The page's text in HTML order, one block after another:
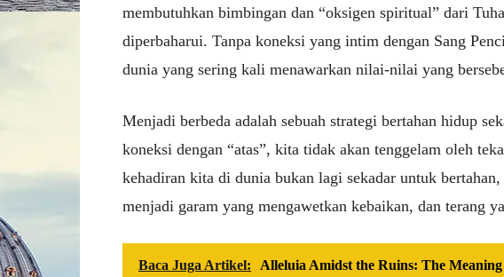
membutuhkan bimbingan dan “oksigen spiritual” dari
diperbaharui. Tanpa koneksi yang intim dengan Sang
dunia yang sering kali menawarkan nilai-nilai yang
Menjadi berbeda adalah sebuah strategi bertahan hidup
koneksi dengan “atas”, kita tidak akan tenggelam oleh
kehadiran kita di dunia bukan lagi sekadar untuk
menjadi garam yang mengawetkan kebaikan, dan terang
Baca Juga Artikel:
Alleluia Amidst the Ruins: The